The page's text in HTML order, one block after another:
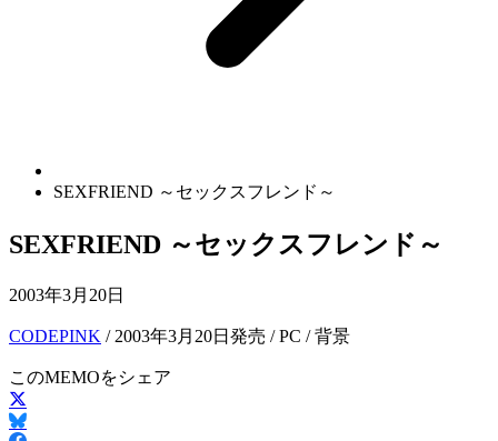
SEXFRIEND ～セックスフレンド～
SEXFRIEND ～セックスフレンド～
2003年3月20日
CODEPINK / 2003年3月20日発売 / PC / 背景
このMEMOをシェア